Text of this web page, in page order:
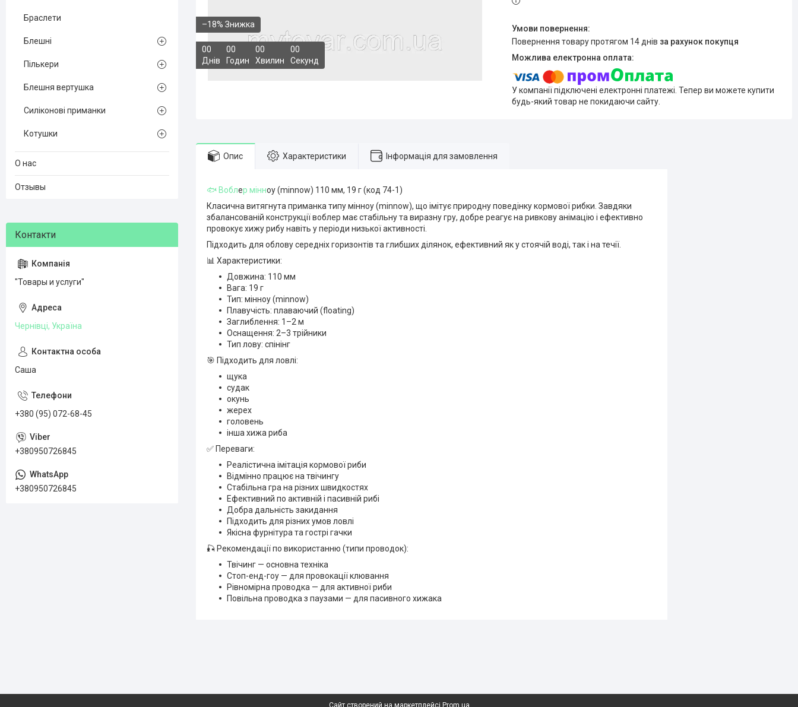
–18%
00
Днів
00
Годин
00
Хвилин
00
Секунд
повернення товару протягом 14 днів за рахунок покупця
У компанії підключені електронні платежі. Тепер ви можете купити
будь-який товар не покидаючи сайту.
Опис Характеристики Інформація для замовлення
🐟 Воблер мінноу (minnow) 110 мм, 19 г (код 74-1)
Класична витягнута приманка типу мінноу (minnow), що імітує природну поведінку кормової рибки. Завдяки
збалансованій конструкції воблер має стабільну та виразну гру, добре реагує на ривкову анімацію і ефективно
провокує хижу рибу навіть у періоди низької активності.
Підходить для облову середніх горизонтів та глибших ділянок, ефективний як у стоячій воді, так і на течії.
📊 Характеристики:
Довжина: 110 мм
Вага: 19 г
Тип: мінноу (minnow)
Плавучість: плаваючий (floating)
Заглиблення: 1–2 м
Оснащення: 2–3 трійники
Тип лову: спінінг
🎯 Підходить для ловлі:
щука
судак
окунь
жерех
головень
інша хижа риба
✅ Переваги:
Реалістична імітація кормової риби
Відмінно працює на твічингу
Стабільна гра на різних швидкостях
Ефективний по активній і пасивній рибі
Добра дальність закидання
Підходить для різних умов ловлі
Якісна фурнітура та гострі гачки
🎣 Рекомендації по використанню (типи проводок):
Твічинг — основна техніка
Стоп-енд-гоу — для провокації клювання
Рівномірна проводка — для активної риби
Повільна проводка з паузами — для пасивного хижака
Браслети
Блешні
Пількери
Блешня вертушка
Силіконові приманки
Котушки
О нас
Отзывы
"Товары и услуги"
Чернівці, Україна
Саша
+380 (95) 072-68-45
+380950726845
+380950726845